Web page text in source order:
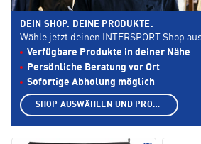
DEIN SHOP. DEINE PRODUKTE.
Wähle jetzt deinen INTERSPORT Shop
Verfügbare Produkte in deiner Nähe
Persönliche Beratung vor Ort
Sofortige Abholung möglich
SHOP AUSWÄHLEN UND PRODUKTE ANZEIGEN